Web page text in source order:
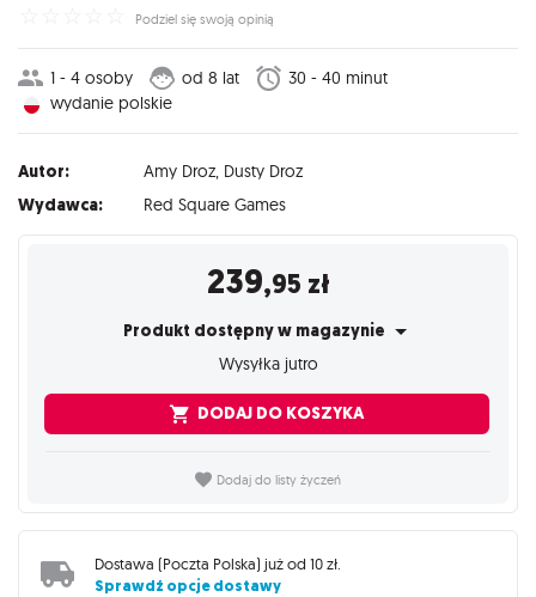
Podziel się swoją opinią
1 - 4 osoby od 8 lat
30 - 40 minut
wydanie polskie
Autor: Amy Droz, Dusty Droz
Wydawca: Red Square Games
239,95 zł
Produkt dostępny w magazynie
Wysyłka jutro
DODAJ DO KOSZYKA
Dodaj do listy życzeń
Dostawa (Poczta Polska) już od 10 zł
Sprawdź opcje dostawy